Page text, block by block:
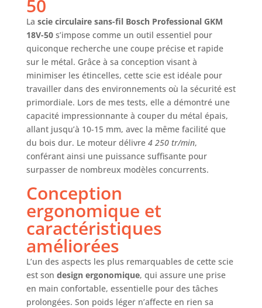
bon équilibrage
permettant une
utilisation dans
toutes les positions
AMPShare : Les
batteries et
chargeurs sont
entièrement
compatibles avec
le Professional 18V
System Bosch et
avec de nombreux
autres outils de
AMPShare. Livré
avec : GKM 18V-50
50
La scie circulaire sans-fil Bosch Professional GKM
18V-50s’impose comme un outil essentiel pour
quiconque recherche une coupe précise et rapide
sur le métal. Grâce à sa conception visant à
minimiser les étincelles, cette scie est idéale pour
travailler dans des environnements où la sécurité est
primordiale. Lors de mes tests, elle a démontré une
capacité impressionnante à couper du métal épais,
allant jusqu’à 10-15 mm, avec la même facilité que
du bois dur. Le moteur délivre 4 250 tr/min,
conférant ainsi une puissance suffisante pour
surpasser de nombreux modèles concurrents.
Conception
ergonomique et
caractéristiques
améliorées
L’un des aspects les plus remarquables de cette scie
est son design ergonomique, qui assure une prise
en main confortable, essentielle pour des tâches
prolongées. Son poids léger n’affecte en rien sa